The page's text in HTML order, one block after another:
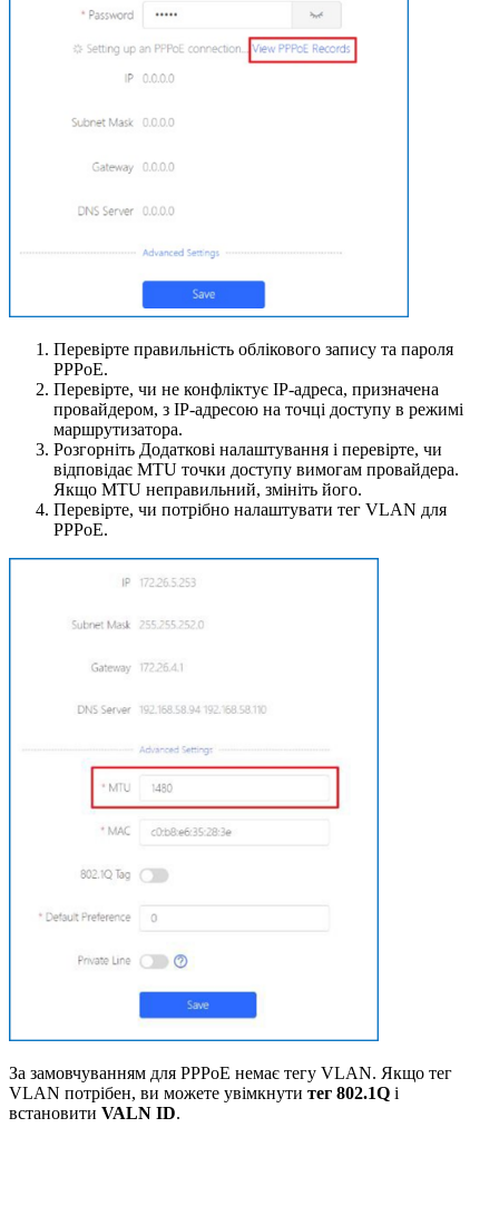
Перевірте правильність облікового запису та пароля
PPPoE.
Перевірте, чи не конфліктує IP-адреса, призначена
провайдером, з IP-адресою на точці доступу в режимі
маршрутизатора.
Розгорніть Додаткові налаштування і перевірте, чи
відповідає MTU точки доступу вимогам провайдера.
Якщо MTU неправильний, змініть його.
Перевірте, чи потрібно налаштувати тег VLAN для
PPPoE.
За замовчуванням для PPPoE немає тегу VLAN. Якщо тег
VLAN потрібен, ви можете увімкнути тег 802.1Q і
встановити VALN ID.